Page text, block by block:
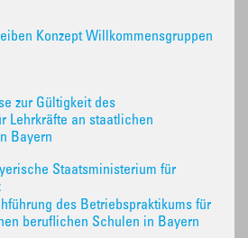
Konzept Willkommensgruppen
zur Gültigkeit des
Lehrkräfte an staatlichen
Bayern
Staatsministerium für
des Betriebspraktikums für
beruflichen Schulen in Bayern